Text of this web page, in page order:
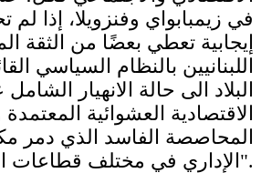
في زيمبابواي وفنزويلا، إذا
إيجابية تعطي بعضًا من الثقة
اللبنانيين بالنظام السياسي
البلاد الى حالة الانهيار
الاقتصادية العشوائية
المحاصصة الفاسد الذي دمر
الإداري في مختلف قطاعات الدولة".